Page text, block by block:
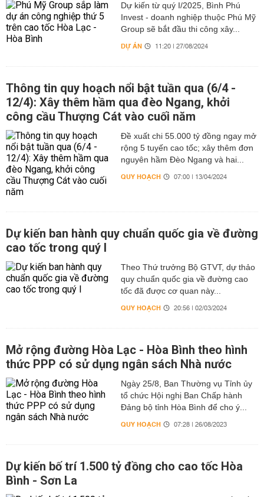
Dự kiến từ quý I/2025, Bình Phú
Invest - doanh nghiệp thuộc Phú Mỹ
Group sẽ bắt đầu thi công xây...
DỰ ÁN 11:20 | 27/08/2024
Thông tin quy hoạch nổi bật tuần qua (6/4 -
12/4): Xây thêm hầm qua đèo Ngang, khởi
công cầu Thượng Cát vào cuối năm
Đề xuất chi 55.000 tỷ đồng ngay mở
rộng 5 tuyến cao tốc; xây thêm đơn
nguyên hầm Đèo Ngang và hai...
QUY HOẠCH 07:00 | 13/04/2024
Dự kiến ban hành quy chuẩn quốc gia về đường
cao tốc trong quý I
Theo Thứ trưởng Bộ GTVT, dự thảo
quy chuẩn quốc gia về đường cao
tốc đã được cơ quan này...
QUY HOẠCH 20:56 | 02/03/2024
Mở rộng đường Hòa Lạc - Hòa Bình theo hình
thức PPP có sử dụng ngân sách Nhà nước
Ngày 25/8, Ban Thường vụ Tỉnh ủy
tổ chức Hội nghị Ban Chấp hành
Đảng bộ tỉnh Hòa Bình để cho ý...
QUY HOẠCH 07:28 | 26/08/2023
Dự kiến bố trí 1.500 tỷ đồng cho cao tốc Hòa
Bình - Sơn La